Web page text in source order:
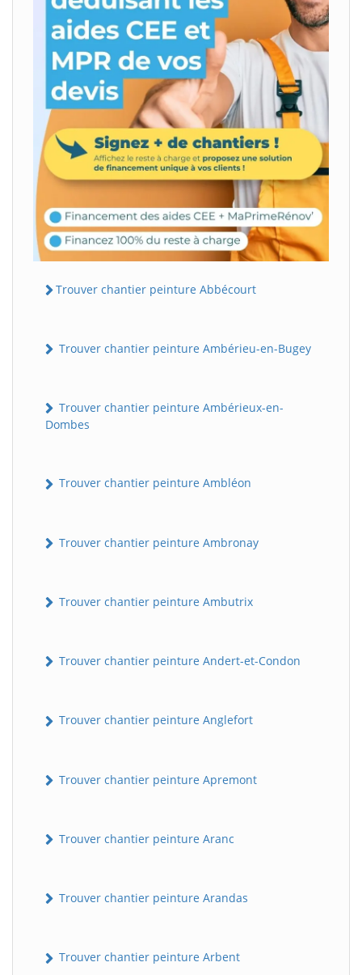
Trouver chantier peinture Abbécourt
Trouver chantier peinture Ambérieu-en-Bugey
Trouver chantier peinture Ambérieux-en-
Dombes
Trouver chantier peinture Ambléon
Trouver chantier peinture Ambronay
Trouver chantier peinture Ambutrix
Trouver chantier peinture Andert-et-Condon
Trouver chantier peinture Anglefort
Trouver chantier peinture Apremont
Trouver chantier peinture Aranc
Trouver chantier peinture Arandas
Trouver chantier peinture Arbent